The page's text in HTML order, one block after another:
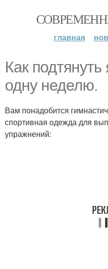
главная
Как
одну неделю.
Вам понадобится
спортивная одежда для
упражнений: